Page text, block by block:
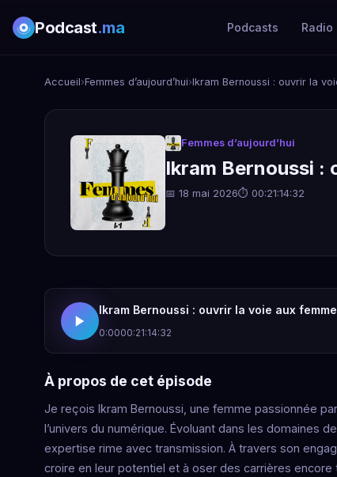
Podcast.ma Podcasts Radio
Accueil›Femmes d’aujourd’hui›Ikram Bernoussi : ouvrir la
Femmes d’aujourd’hui
Ikram Bernoussi :
📅 18 mai 2026⏱ 00:21:14:32
Ikram Bernoussi : ouvrir la voie aux
0:0000:21:14:32
À propos de cet épisode
Je reçois Ikram Bernoussi, une femme passionnée
l’univers du numérique. Évoluant dans les domaines
expertise rime avec transmission. À travers son
croire en leur potentiel et à oser des carrières